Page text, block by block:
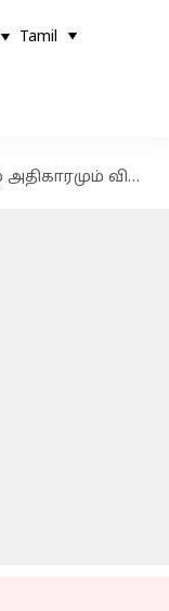
Tamil
- த.வெ.க. பொதுக்குழுவில் 12 தீர்மானங்கள் நிறைவேற்றம்